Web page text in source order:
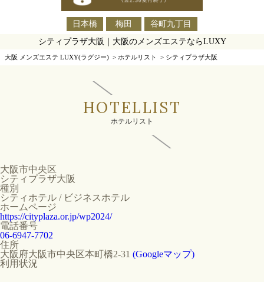
日本橋 梅田
谷町九丁目
シティプラザ大阪｜大阪のメンズエステならLUXY
大阪 メンズエステ LUXY(ラグジー) > ホテルリスト > シティプラザ大阪
HOTELLIST
ホテルリスト
大阪市中央区
シティプラザ大阪
種別
シティホテル / ビジネスホテル
ホームページ
https://cityplaza.or.jp/wp2024/
電話番号
06-6947-7702
住所
大阪府大阪市中央区本町橋2-31 (Googleマップ)
利用状況